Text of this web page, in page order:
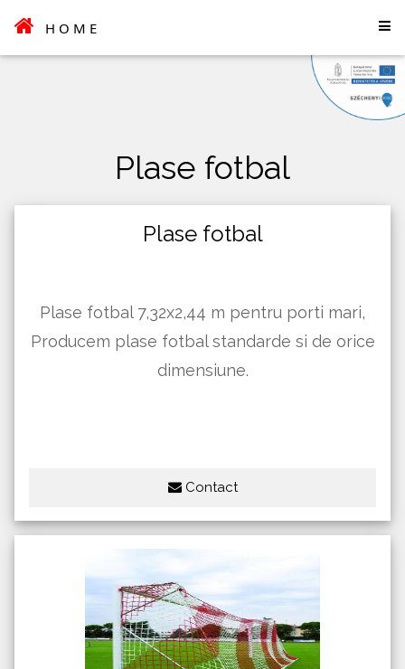
HOME
Plase fotbal
Plase fotbal
Plase fotbal 7,32x2,44 m pentru porti mari,
Producem plase fotbal standarde si de orice
dimensiune.
Contact